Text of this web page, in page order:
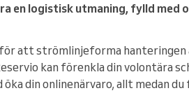
en logistisk utmaning, fylld med
att strömlinjeforma hanteringen
kan förenkla din volontära
din onlinenärvaro, allt medan